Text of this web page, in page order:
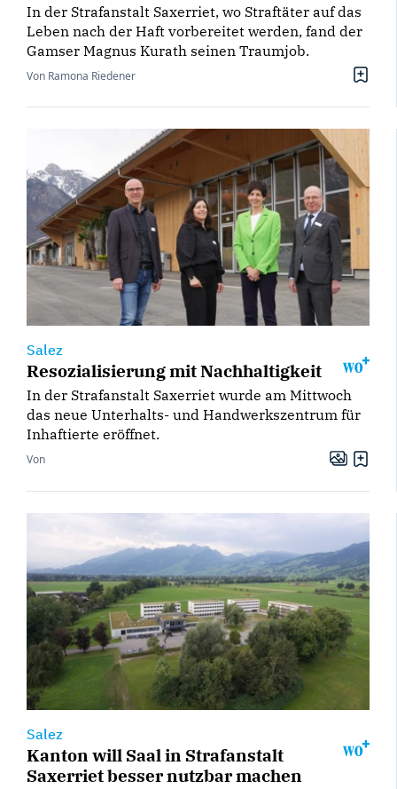
In der Strafanstalt Saxerriet, wo Straftäter auf das
Leben nach der Haft vorbereitet werden, fand der
Gamser Magnus Kurath seinen Traumjob.
Von Ramona Riedener
Salez
Resozialisierung mit Nachhaltigkeit
In der Strafanstalt Saxerriet wurde am Mittwoch
das neue Unterhalts- und Handwerkszentrum für
Inhaftierte eröffnet.
Von
Salez
Kanton will Saal in Strafanstalt
Saxerriet besser nutzbar machen